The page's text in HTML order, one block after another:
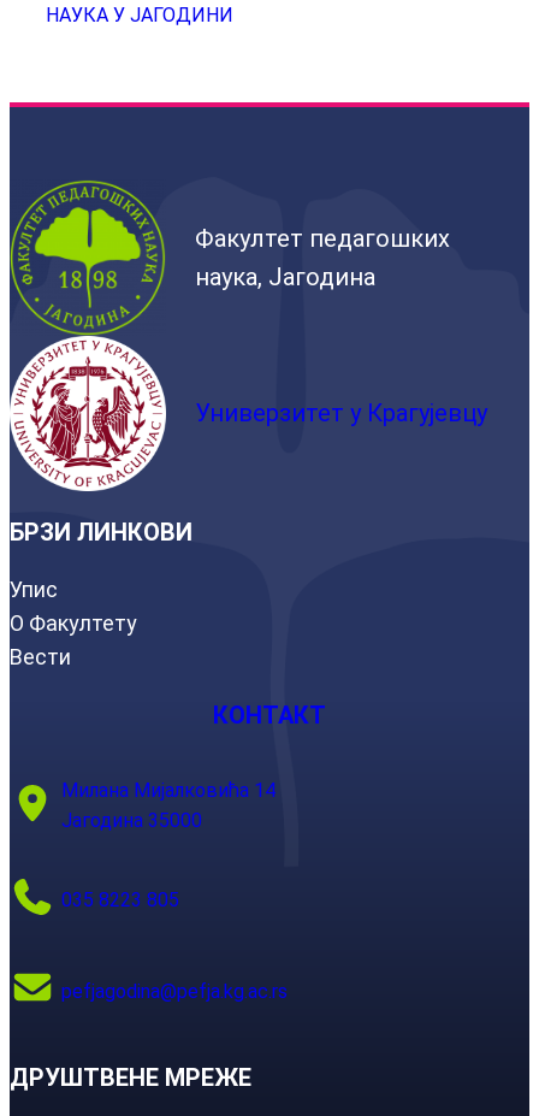
НАУКА У ЈАГОДИНИ
Факултет педагошких
наука, Јагодина
Универзитет у Крагујевцу
БРЗИ ЛИНКОВИ
Упис
О Факултету
Вести
КОНТАКТ
Милана Мијалковића 14
Јагодина 35000
035 8223 805
pefjagodina@pefja.kg.ac.rs
ДРУШТВЕНЕ МРЕЖЕ